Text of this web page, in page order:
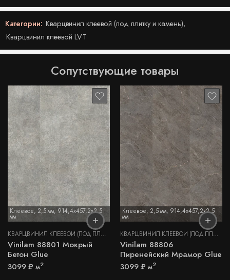
Категории: Кварцвинил клеевой (под плитку и камень),
Кварцвинил клеевой LVT
Сопутствующие товары
Клеевое, 2,5 мм, 914,4x457,2x2,5
мм
КВАРЦВИНИЛ КЛЕЕВОЙ (ПОД ПЛИТКУ И КАМЕНЬ) ,КВАРЦВИНИЛ КЛЕЕВОЙ LVT
Vinilam 88801 Мокрый
Бетон Glue
3099₽ м2
Клеевое, 2,5 мм, 914,4x457,2x2,5
мм
КВАРЦВИНИЛ КЛЕЕВОЙ (ПОД ПЛИТКУ И КАМЕНЬ)
Vinilam 88806
Пиренейский Мрамор Glue
3099₽ м2